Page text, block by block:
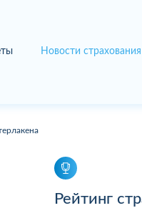
Новости страхования
Рейтинг